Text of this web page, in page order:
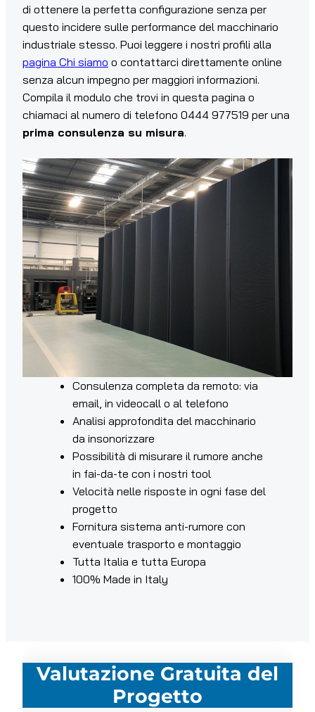
di ottenere la perfetta configurazione senza per
questo incidere sulle performance del macchinario
industriale stesso. Puoi leggere i nostri profili alla
pagina Chi siamo o contattarci direttamente online
senza alcun impegno per maggiori informazioni.
Compila il modulo che trovi in questa pagina o
chiamaci al numero di telefono 0444 977519 per una
prima consulenza su misura.
Consulenza completa da remoto: via
email, in videocall o al telefono
Analisi approfondita del macchinario
da insonorizzare
Possibilità di misurare il rumore anche
in fai-da-te con i nostri tool
Velocità nelle risposte in ogni fase del
progetto
Fornitura sistema anti-rumore con
eventuale trasporto e montaggio
Tutta Italia e tutta Europa
100% Made in Italy
Valutazione Gratuita del
Progetto